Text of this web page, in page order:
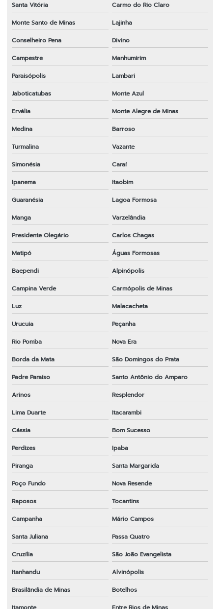
Santa Vitória
Carmo do Rio Claro
Monte Santo de Minas
Lajinha
Conselheiro Pena
Divino
Campestre
Manhumirim
Paraisópolis
Lambari
Jaboticatubas
Monte Azul
Ervália
Monte Alegre de Minas
Medina
Barroso
Turmalina
Vazante
Simonésia
Caraí
Ipanema
Itaobim
Guaranésia
Lagoa Formosa
Manga
Varzelândia
Presidente Olegário
Carlos Chagas
Matipó
Águas Formosas
Baependi
Alpinópolis
Campina Verde
Carmópolis de Minas
Luz
Malacacheta
Urucuia
Peçanha
Rio Pomba
Nova Era
Borda da Mata
São Domingos do Prata
Padre Paraíso
Santo Antônio do Amparo
Arinos
Resplendor
Lima Duarte
Itacarambi
Cássia
Bom Sucesso
Perdizes
Ipaba
Piranga
Santa Margarida
Poço Fundo
Nova Resende
Raposos
Tocantins
Campanha
Mário Campos
Santa Juliana
Passa Quatro
Cruzília
São João Evangelista
Itanhandu
Alvinópolis
Brasilândia de Minas
Botelhos